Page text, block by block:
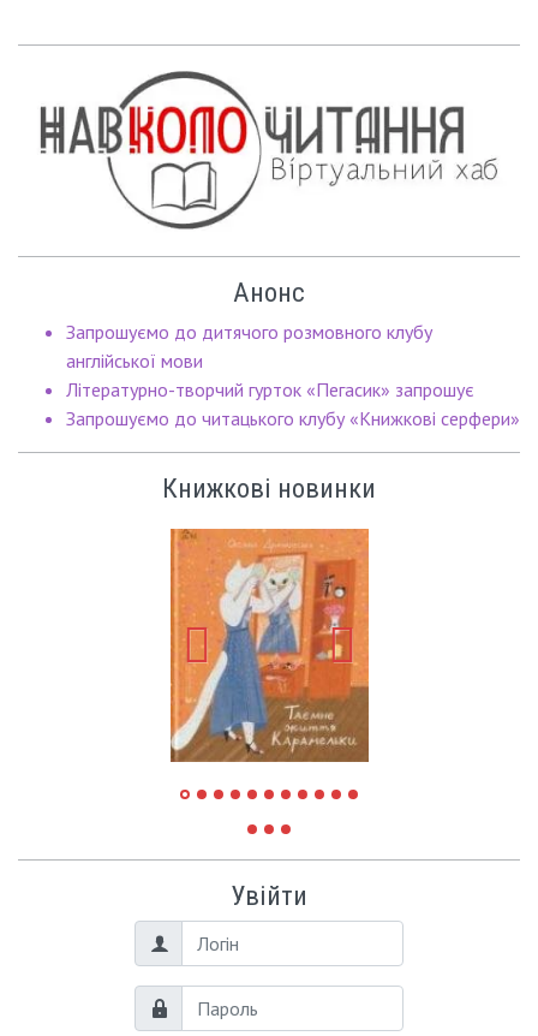
Анонс
Запрошуємо до дитячого розмовного клубу
англійської мови
Літературно-творчий гурток «Пегасик» запрошує
Запрошуємо до читацького клубу «Книжкові серфери»
Книжкові новинки
Увійти
Логін
Пароль